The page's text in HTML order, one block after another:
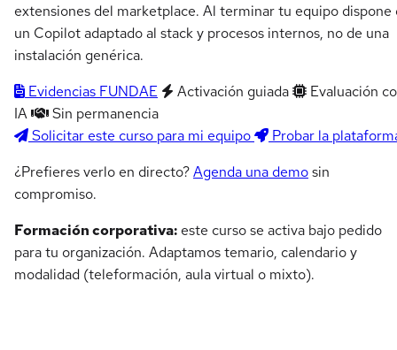
extensiones del marketplace. Al terminar tu equipo dispone
un Copilot adaptado al stack y procesos internos, no de una
instalación genérica.
Evidencias FUNDAE
Activación guiada
Evaluación
IA
Sin permanencia
Solicitar este curso para mi equipo
Probar la
¿Prefieres verlo en directo?Agenda una demosin
compromiso.
Formación corporativa: este curso se activa bajo pedido
para tu organización. Adaptamos temario, calendario y
modalidad (teleformación, aula virtual o mixto).